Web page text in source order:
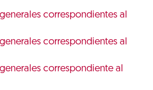
correspondientes al
correspondientes al
correspondiente al